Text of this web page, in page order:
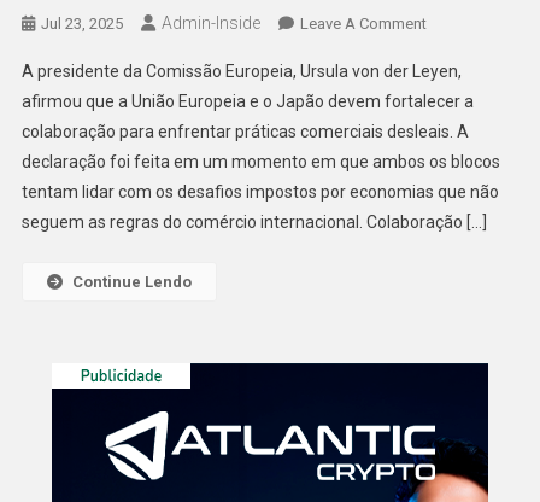
Jul 23, 2025 Admin-Inside Leave A CommentOn
Europeia
E
Japão
Devem
Intensificar
Colaboração
Der
Leyen
A presidente da Comissão Europeia, Ursula von der Leyen,
afirmou que a União Europeia e o Japão devem fortalecer a
colaboração para enfrentar práticas comerciais desleais. A
declaração foi feita em um momento em que ambos os blocos
tentam lidar com os desafios impostos por economias que não
seguem as regras do comércio internacional. Colaboração […]
Continue Lendo